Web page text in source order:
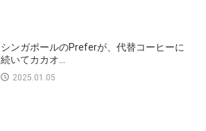
シンガポールのPreferが、代替コーヒーに
続いてカカオ...
2025.01.05